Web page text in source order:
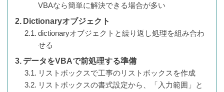
VBAなら簡単に解決できる場合が多い
Dictionaryオブジェクト
dictionaryオブジェクトと繰り返し処理を組み合わ
せる
データをVBAで前処理する準備
リストボックスで工事のリストボックスを作成
リストボックスの書式設定から、「入力範囲」と